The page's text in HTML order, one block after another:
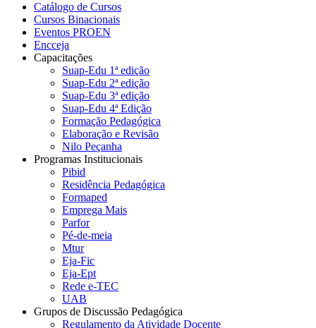
Catálogo de Cursos
Cursos Binacionais
Eventos PROEN
Encceja
Capacitações
Suap-Edu 1ª edição
Suap-Edu 2ª edição
Suap-Edu 3ª edição
Suap-Edu 4ª Edição
Formação Pedagógica
Elaboração e Revisão
Nilo Peçanha
Programas Institucionais
Pibid
Residência Pedagógica
Formaped
Emprega Mais
Parfor
Pé-de-meia
Mtur
Eja-Fic
Eja-Ept
Rede e-TEC
UAB
Grupos de Discussão Pedagógica
Regulamento da Atividade Docente